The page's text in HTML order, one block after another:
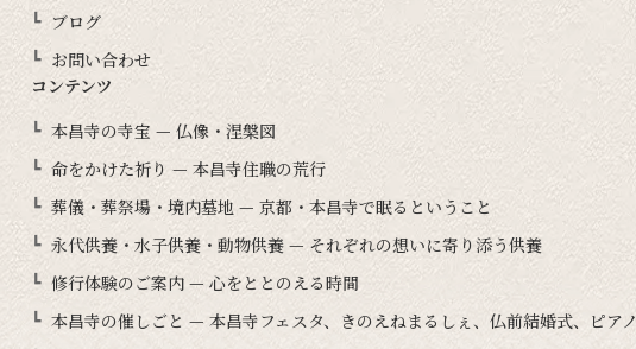
ブログ
お問い合わせ
コンテンツ
本昌寺の寺宝 — 仏像・涅槃図
命をかけた祈り — 本昌寺住職の荒行
葬儀・葬祭場・境内墓地 — 京都・本昌寺で眠るということ
永代供養・水子供養・動物供養 — それぞれの想いに寄り添う供養
修行体験のご案内 — 心をととのえる時間
本昌寺の催しごと — 本昌寺フェスタ、きのえねまるしぇ、仏前結婚式、ピアノ